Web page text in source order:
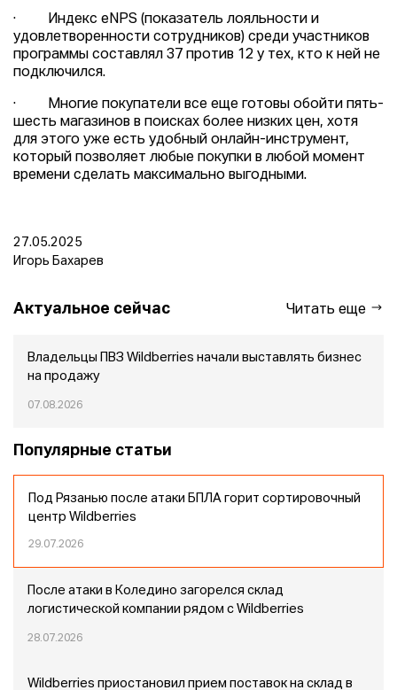
· Индекс eNPS (показатель лояльности и
удовлетворенности сотрудников) среди участников
программы составлял 37 против 12 у тех, кто к ней не
подключился.
· Многие покупатели все еще готовы обойти пять-
шесть магазинов в поисках более низких цен, хотя
для этого уже есть удобный онлайн-инструмент,
который позволяет любые покупки в любой момент
времени сделать максимально выгодными.
27.05.2025
Игорь Бахарев
Актуальное сейчас Читать еще
Владельцы ПВЗ Wildberries начали выставлять бизнес
на продажу
07.08.2026
Популярные статьи
Под Рязанью после атаки БПЛА горит сортировочный
центр Wildberries
29.07.2026
После атаки в Коледино загорелся склад
логистической компании рядом с Wildberries
28.07.2026
Wildberries приостановил прием поставок на склад в